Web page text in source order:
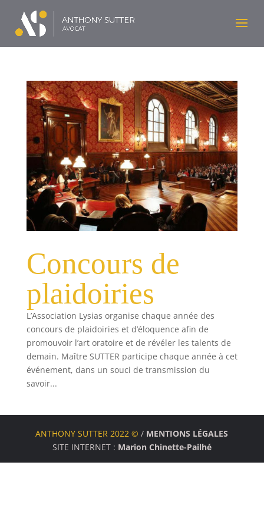
Concours de
plaidoiries
L’Association Lysias organise chaque année des
concours de plaidoiries et d’éloquence afin de
promouvoir l’art oratoire et de révéler les talents de
demain. Maître SUTTER participe chaque année à cet
événement, dans un souci de transmission du
savoir...
ANTHONY SUTTER 2022 ©/ MENTIONS LÉGALES
SITE INTERNET : Marion Chinette-Pailhé